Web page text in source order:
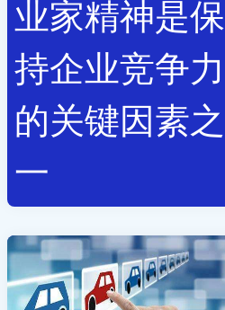
业家精神是保
持企业竞争力
的关键因素之
一